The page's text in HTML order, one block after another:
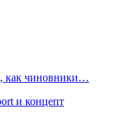
как чиновники…
и концепт